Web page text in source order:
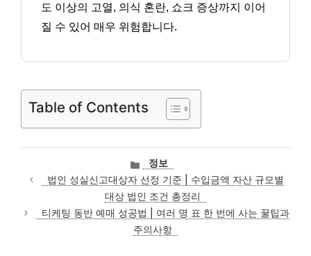
도 이상의 고열, 의식 혼란, 쇼크 증상까지 이어
질 수 있어 매우 위험합니다.
Table of Contents
카
테
고
리
정보
법인 성실신고대상자 선정 기준 | 수입금액 자산 규모별
대상 법인 조건 총정리
티케팅 동반 예매 성공법 | 여러 명 표 한 번에 사는 꿀팁과
주의사항